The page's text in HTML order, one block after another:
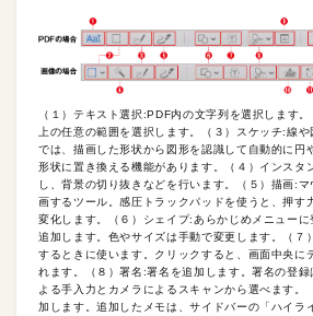
（１）テキスト選択:PDF内の文字列を選択します
上の任意の範囲を選択します。（３）スケッチ:線
では、描画した形状から図形を認識して自動的に円
形状に置き換える機能があります。（４）インスタ
し、背景の切り抜きなどを行います。（５）描画:
画するツール。感圧トラックパッドを使うと、押す
変化します。（６）シェイプ:あらかじめメニュー
追加します。色やサイズは手動で変更します。（７
するときに使います。クリックすると、画面中央に
れます。（８）署名:署名を追加します。署名の登
よる手入力とカメラによるスキャンから選べます。
加します。追加したメモは、サイドバーの「ハイラ